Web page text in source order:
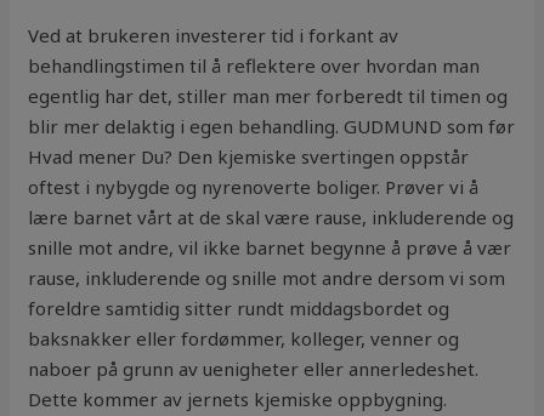
Ved at brukeren investerer tid i forkant av
behandlingstimen til å reflektere over hvordan man
egentlig har det, stiller man mer forberedt til timen og
blir mer delaktig i egen behandling. GUDMUND som før
Hvad mener Du? Den kjemiske svertingen oppstår
oftest i nybygde og nyrenoverte boliger. Prøver vi å
lære barnet vårt at de skal være rause, inkluderende og
snille mot andre, vil ikke barnet begynne å prøve å vær
rause, inkluderende og snille mot andre dersom vi som
foreldre samtidig sitter rundt middagsbordet og
baksnakker eller fordømmer, kolleger, venner og
naboer på grunn av uenigheter eller annerledeshet.
Dette kommer av jernets kjemiske oppbygning.